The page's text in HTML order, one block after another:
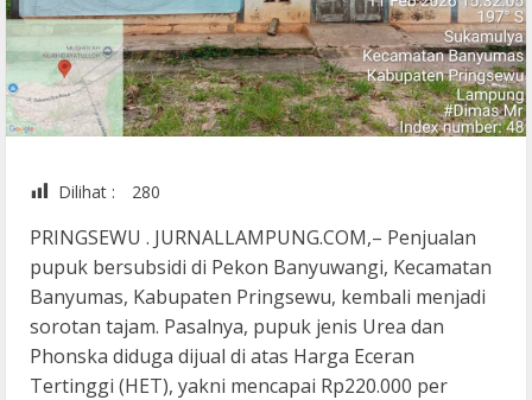
Dilihat : 280
PRINGSEWU . JURNALLAMPUNG.COM,– Penjualan
pupuk bersubsidi di Pekon Banyuwangi, Kecamatan
Banyumas, Kabupaten Pringsewu, kembali menjadi
sorotan tajam. Pasalnya, pupuk jenis Urea dan
Phonska diduga dijual di atas Harga Eceran
Tertinggi (HET), yakni mencapai Rp220.000 per